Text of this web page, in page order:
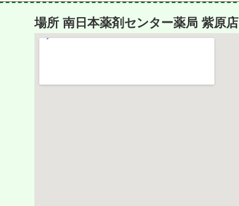
場所 南日本薬剤センター薬局 紫原店